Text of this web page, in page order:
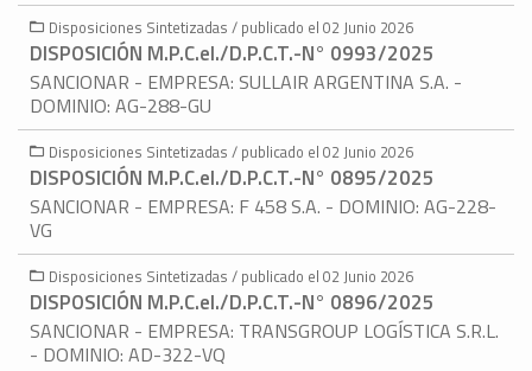
Disposiciones Sintetizadas / publicado el 02 Junio 2026
DISPOSICIÓN M.P.C.eI./D.P.C.T.-N° 0993/2025
SANCIONAR - EMPRESA: SULLAIR ARGENTINA S.A. -
DOMINIO: AG-288-GU
Disposiciones Sintetizadas / publicado el 02 Junio 2026
DISPOSICIÓN M.P.C.eI./D.P.C.T.-N° 0895/2025
SANCIONAR - EMPRESA: F 458 S.A. - DOMINIO: AG-228-
VG
Disposiciones Sintetizadas / publicado el 02 Junio 2026
DISPOSICIÓN M.P.C.eI./D.P.C.T.-N° 0896/2025
SANCIONAR - EMPRESA: TRANSGROUP LOGÍSTICA S.R.L.
- DOMINIO: AD-322-VQ